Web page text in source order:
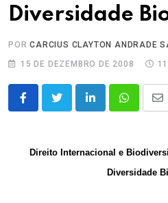
Diversidade
PORCARCIUS CLAYTON ANDRADE
15 DE DEZEMBRO DE 2008
LinkedInWhatsapp
Direito Internacional e
Diversidade